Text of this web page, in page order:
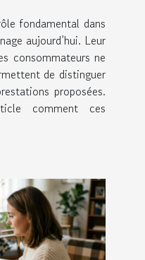
fondamental dans
aujourd’hui. Leur
consommateurs ne
de distinguer
proposées.
comment ces